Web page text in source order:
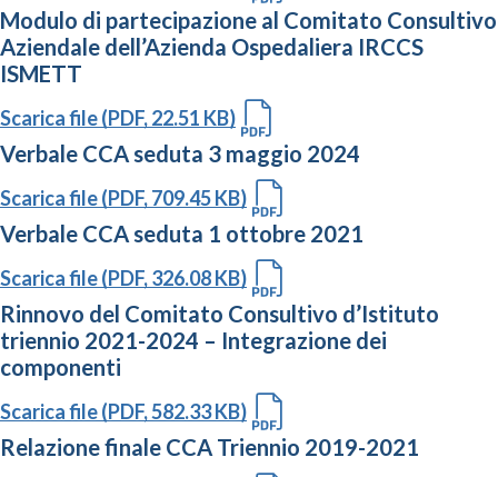
Modulo di partecipazione al Comitato Consultivo
Aziendale dell’Azienda Ospedaliera IRCCS
ISMETT
Scarica file (PDF, 22.51 KB)
Verbale CCA seduta 3 maggio 2024
Scarica file (PDF, 709.45 KB)
Verbale CCA seduta 1 ottobre 2021
Scarica file (PDF, 326.08 KB)
Rinnovo del Comitato Consultivo d’Istituto
triennio 2021-2024 – Integrazione dei
componenti
Scarica file (PDF, 582.33 KB)
Relazione finale CCA Triennio 2019-2021